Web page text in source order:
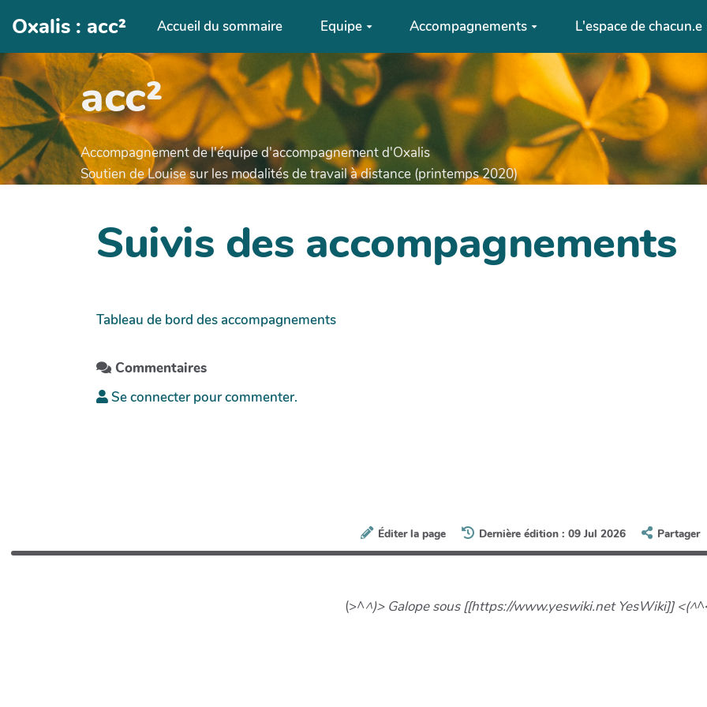
Aller au contenu principal
Oxalis : acc² Accueil du sommaire Equipe Accompagnements L'espace de chacun.e
acc²
Accompagnement de l'équipe d'accompagnement d'Oxalis
Soutien de Louise sur les modalités de travail à distance (printemps 2020)
Suivis des accompagnements
Tableau de bord des accompagnements
Commentaires
Se connecter pour commenter.
Éditer la page Dernière édition : 09 Jul 2026 Partager
(>^^)> Galope sous [[https://www.yeswiki.net YesWiki]] <(^